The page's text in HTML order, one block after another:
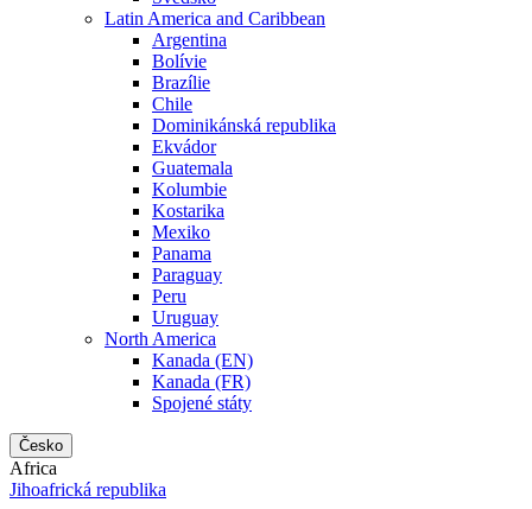
Latin America and Caribbean
Argentina
Bolívie
Brazílie
Chile
Dominikánská republika
Ekvádor
Guatemala
Kolumbie
Kostarika
Mexiko
Panama
Paraguay
Peru
Uruguay
North America
Kanada (EN)
Kanada (FR)
Spojené státy
Česko
Africa
Jihoafrická republika